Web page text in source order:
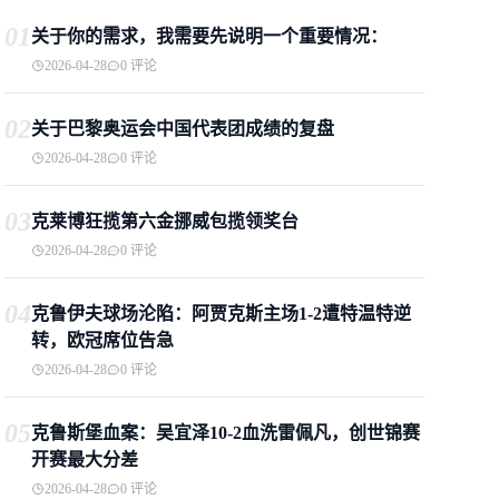
01关于你的需求，我需要先说明一个重要情况：
2026-04-28 0 评论
02关于巴黎奥运会中国代表团成绩的复盘
2026-04-28 0 评论
03克莱博狂揽第六金挪威包揽领奖台
2026-04-28 0 评论
04克鲁伊夫球场沦陷：阿贾克斯主场1-2遭特温特逆
转，欧冠席位告急
2026-04-28 0 评论
05克鲁斯堡血案：吴宜泽10-2血洗雷佩凡，创世锦赛
开赛最大分差
2026-04-28 0 评论